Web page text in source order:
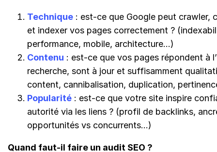
Technique : est-ce que Google peut crawler,
et indexer vos pages correctement ?
performance, mobile, architecture…)
Contenu : est-ce que vos pages répondent à
recherche, sont à jour et suffisamment
content, cannibalisation, duplication,
Popularité : est-ce que votre site inspire
autorité via les liens ? (profil de backlinks,
opportunités vs concurrents…)
Quand faut-il faire un audit SEO ?